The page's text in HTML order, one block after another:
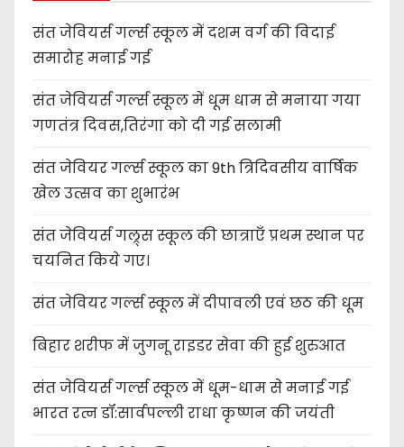
संत जेवियर्स गर्ल्स स्कूल में दशम वर्ग की विदाई
समारोह मनाई गई
संत जेवियर्स गर्ल्स स्कूल में धूम धाम से मनाया गया
गणतंत्र दिवस,तिरंगा को दी गई सलामी
संत जेवियर गर्ल्स स्कूल का 9th त्रिदिवसीय वार्षिक
खेल उत्सव का शुभारंभ
संत जेवियर्स गल्र्स स्कूल की छात्र‌ाएँ प्रथम स्थान पर
चयनित किये गए।
संत जेवियर गर्ल्स स्कूल में दीपावली एवं छठ की धूम
बिहार शरीफ में जुगनू राइडर सेवा की हुई शुरुआत
संत जेवियर्स गर्ल्स स्कूल में धूम-धाम से मनाई गई
भारत रत्न डॉ:सार्वपल्ली राधा कृष्णन की जयंती